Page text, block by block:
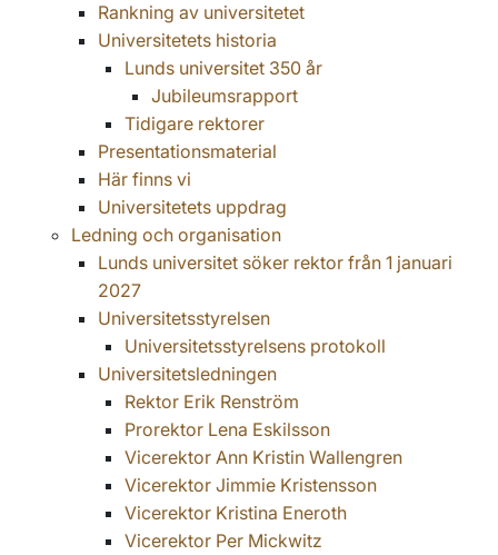
Rankning av universitetet
Universitetets historia
Lunds universitet 350 år
Jubileumsrapport
Tidigare rektorer
Presentationsmaterial
Här finns vi
Universitetets uppdrag
Ledning och organisation
Lunds universitet söker rektor från 1 januari
2027
Universitetsstyrelsen
Universitetsstyrelsens protokoll
Universitetsledningen
Rektor Erik Renström
Prorektor Lena Eskilsson
Vicerektor Ann Kristin Wallengren
Vicerektor Jimmie Kristensson
Vicerektor Kristina Eneroth
Vicerektor Per Mickwitz